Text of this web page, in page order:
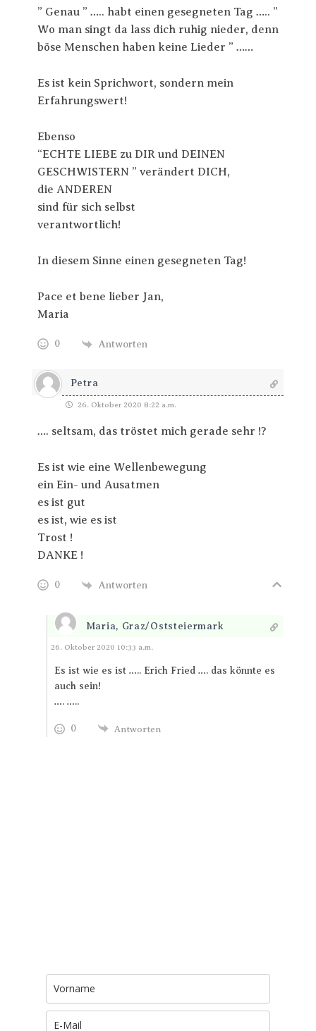
” Genau ” ….. habt einen gesegneten Tag ….. ”
Wo man singt da lass dich ruhig nieder, denn
böse Menschen haben keine Lieder ” ……
Es ist kein Sprichwort, sondern mein
Erfahrungswert!
Ebenso
“ECHTE LIEBE zu DIR und DEINEN
GESCHWISTERN ” verändert DICH,
die ANDEREN
sind für sich selbst
verantwortlich!
In diesem Sinne einen gesegneten Tag!
Pace et bene lieber Jan,
Maria
0 Antworten
Petra
26. Oktober 2020 8:22 a.m.
…. seltsam, das tröstet mich gerade sehr !?
Es ist wie eine Wellenbewegung
ein Ein- und Ausatmen
es ist gut
es ist, wie es ist
Trost !
DANKE !
0 Antworten
Maria, Graz/Oststeiermark
Antworten
26. Oktober 2020 10:33 a.m.
Es ist wie es ist ….. Erich Fried …. das könnte es
auch sein!
…. …..
0 Antworten